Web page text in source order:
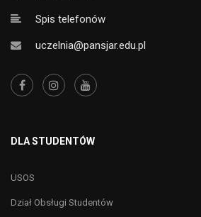
Spis telefonów
uczelnia@pansjar.edu.pl
DLA STUDENTÓW
USOS
Dział Obsługi Studentów